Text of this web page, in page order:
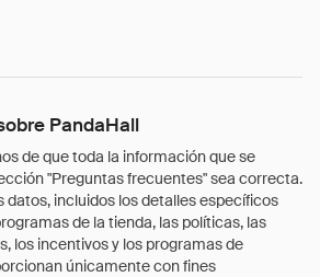
PandaHall
de que toda la información que se
"Preguntas frecuentes" sea correcta.
datos, incluidos los detalles específicos
de la tienda, las políticas, las
los incentivos y los programas de
únicamente con fines